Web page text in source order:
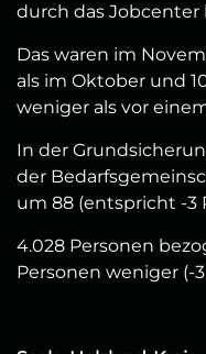
durch das Jobcenter
Das waren im
als im Oktober und
weniger als vor
In der
der
um 88 (entspricht -3
4.028 Personen
Personen weniger (-